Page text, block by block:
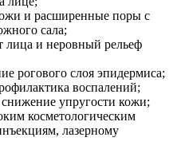
и расширенные поры с
сала;
лица и неровный рельеф
рогового слоя эпидермиса;
воспалений;
упругости кожи;
косметологическим
лазерному